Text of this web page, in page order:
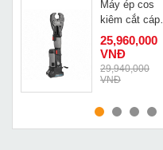
MUA NGAY
Máy ép cos
kiêm cắt cáp
thủy lực dùng
pin Zupper cao
cấp PZ-2430C
25,960,000
VNĐ
29,940,000
VNĐ